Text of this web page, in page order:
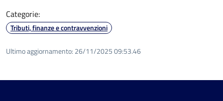
Categorie:
Tributi, finanze e contravvenzioni
Ultimo aggiornamento: 26/11/2025 09:53.46